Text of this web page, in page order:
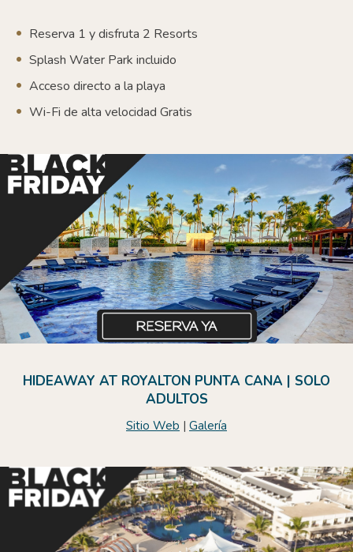
Reserva 1 y disfruta 2 Resorts
Splash Water Park incluido
Acceso directo a la playa
Wi-Fi de alta velocidad Gratis
HIDEAWAY AT ROYALTON PUNTA CANA | SOLO
ADULTOS
Sitio Web | Galería